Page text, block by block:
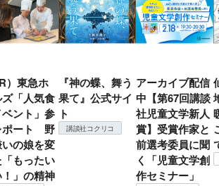
）東急ホ
「人気食
ント」参
ポート 野
の娘を変
「もったい
」の精神
『神の蝶、舞う
果て』公式サイ
ト
講談社コクリコ
アーカイブ配信
中【第67回講談
社児童文学新人
賞】受賞作家と
前選考委員に聞
く「児童文学創
作セミナー」